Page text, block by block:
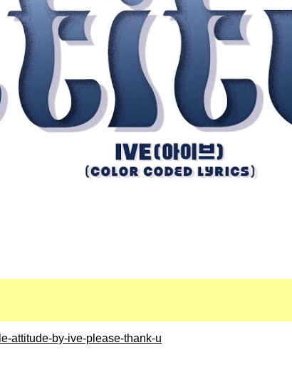
attitude-by-ive-please-thank-u